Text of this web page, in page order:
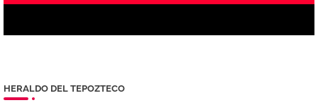
HERALDO DEL TEPOZTECO